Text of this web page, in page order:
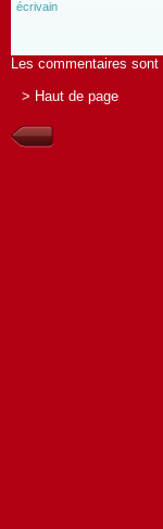
écrivain
Les commentaires sont
> Haut de page